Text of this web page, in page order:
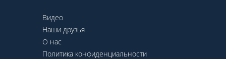
Видео
Наши друзья
О нас
Политика конфиденциальности